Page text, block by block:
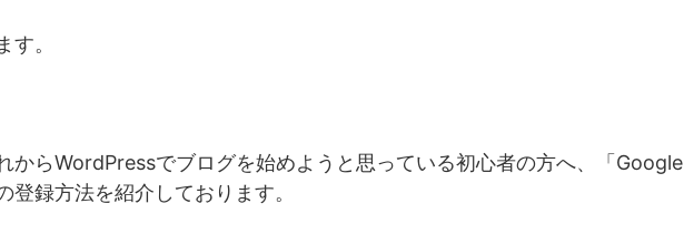
す。
からWordPressでブログを始めようと思っている初心者の方へ、「Google
登録方法を紹介しております。